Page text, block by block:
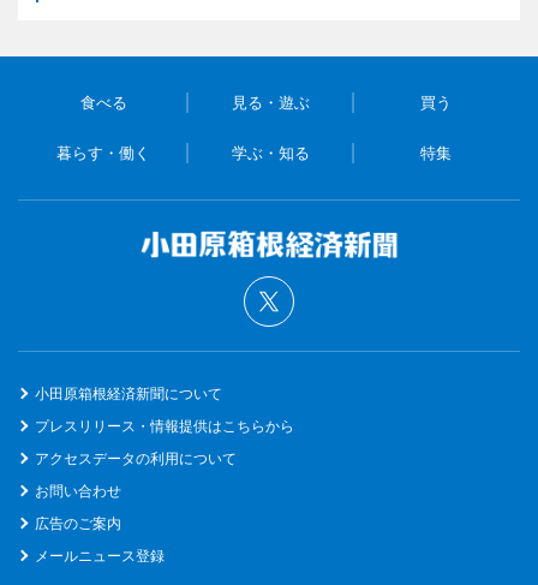
食べる 見る・遊ぶ 買う
暮らす・働く 学ぶ・知る 特集
小田原箱根経済新聞について
プレスリリース・情報提供はこちらから
アクセスデータの利用について
お問い合わせ
広告のご案内
メールニュース登録